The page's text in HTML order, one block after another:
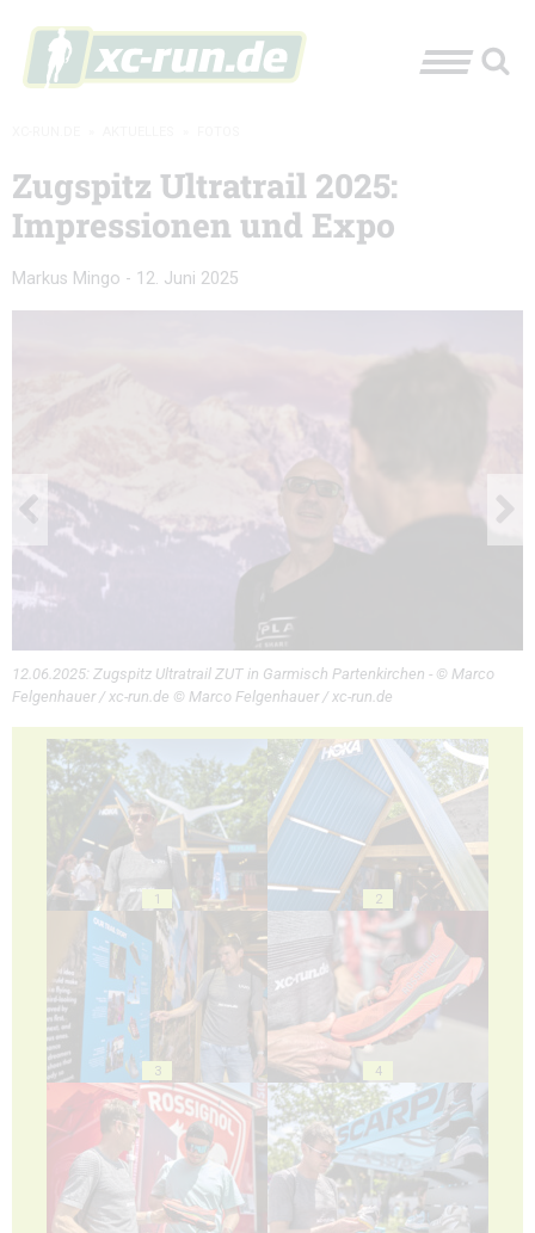
Zugspitz Ultratrail 2025:
Impressionen und Expo
Markus Mingo - 12. Juni 2025
12.06.2025: Zugspitz Ultratrail ZUT in Garmisch Partenkirchen - © Marco
Felgenhauer / xc-run.de © Marco Felgenhauer / xc-run.de
1 2
3 4